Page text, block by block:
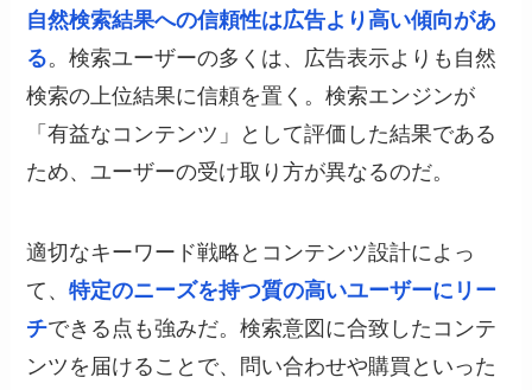
自然検索結果への信頼性は広告より高い傾向があ
る。検索ユーザーの多くは、広告表示よりも自然
検索の上位結果に信頼を置く。検索エンジンが
「有益なコンテンツ」として評価した結果である
ため、ユーザーの受け取り方が異なるのだ。
適切なキーワード戦略とコンテンツ設計によっ
て、特定のニーズを持つ質の高いユーザーにリー
チできる点も強みだ。検索意図に合致したコンテ
ンツを届けることで、問い合わせや購買といった